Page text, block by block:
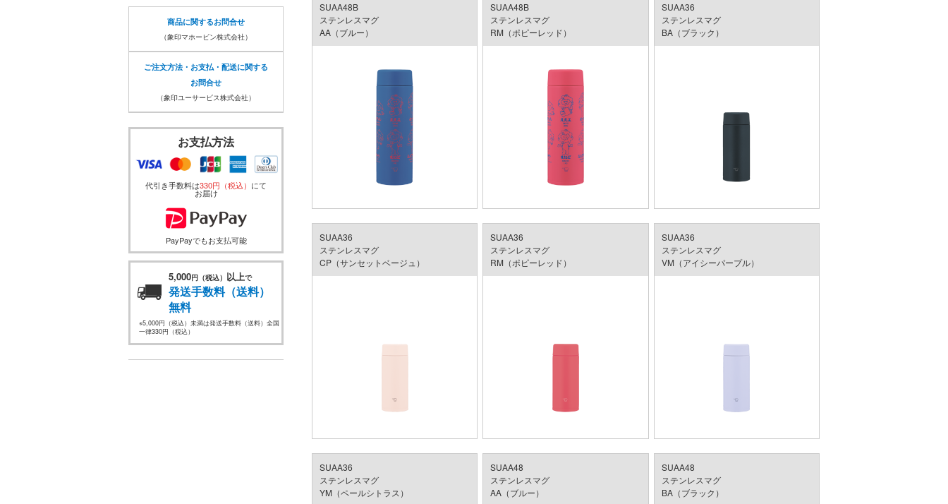
SUAA48B
ステンレスマグ
AA（ブルー）
SUAA48B
ステンレスマグ
RM（ポピーレッド）
SUAA36
ステンレスマグ
BA（ブラック）
SUAA36
ステンレスマグ
CP（サンセットベージュ）
SUAA36
ステンレスマグ
RM（ポピーレッド）
SUAA36
ステンレスマグ
VM（アイシーパープル）
SUAA36
ステンレスマグ
YM（ペールシトラス）
SUAA48
ステンレスマグ
AA（ブルー）
SUAA48
ステンレスマグ
BA（ブラック）
商品に関するお問合せ
（象印マホービン株式会社）
ご注文方法・お支払・配送に関する
お問合せ
（象印ユーサービス株式会社）
お支払方法
代引き手数料は330円（税込） にて
お届け
PayPayでもお支払可能
5,000円（税込） 以上で
発送手数料（送料）
無料
※5,000円（税込）未満は発送手数料（送料）全国
一律330円（税込）